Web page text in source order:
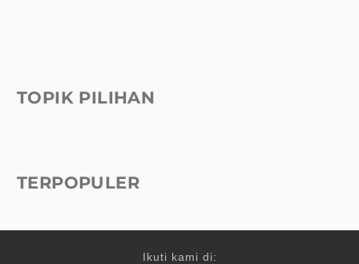
TOPIK PILIHAN
TERPOPULER
Ikuti kami di: